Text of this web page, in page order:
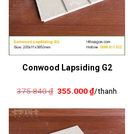
Conwood Lapsiding G2
375.840₫ Giá
375.840 ₫.
355.000₫Giá
hiện
355.000 ₫.
/thanh